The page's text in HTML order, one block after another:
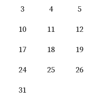
3
4 5
10
11 12
17
18 19
24
25 26
31